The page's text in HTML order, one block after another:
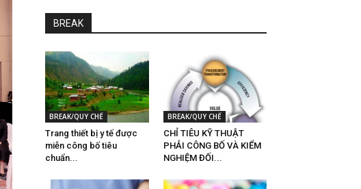
BREAK
BREAK/QUY CHẾ
Trang thiết bị y tế được
miễn công bố tiêu
chuẩn...
BREAK/QUY CHẾ
CHỈ TIÊU KỸ THUẬT
PHẢI CÔNG BỐ VÀ KIỂM
NGHIỆM ĐỐI...